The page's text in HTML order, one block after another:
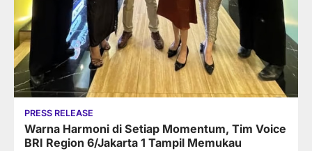
PRESS RELEASE
Warna Harmoni di Setiap Momentum, Tim Voice
BRI Region 6/Jakarta 1 Tampil Memukau